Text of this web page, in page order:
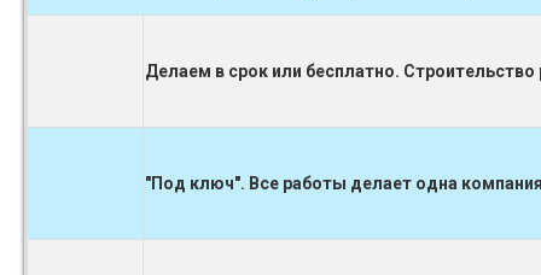
Делаем в срок или бесплатно.
"Под ключ". Все работы делает одна